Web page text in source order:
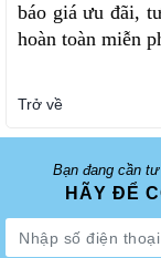
báo giá ưu đãi,
hoàn toàn miễn
Trở về
Bạn đang cần
HÃY ĐỂ